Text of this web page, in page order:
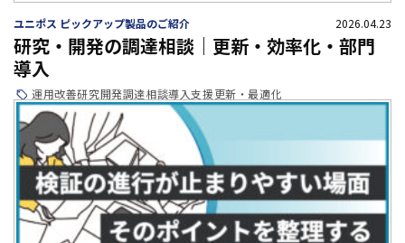
ユニポス ピックアップ製品のご紹介 2026.04.23
研究・開発の調達相談｜更新・効率化・部門
導入
運用改善研究開発調達相談導入支援更新・最適化